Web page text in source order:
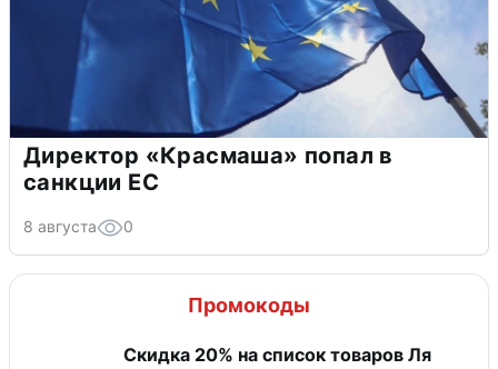
Директор «Красмаша» попал в
санкции ЕС
8 августа 0
Промокоды
Скидка 20% на список товаров Ля